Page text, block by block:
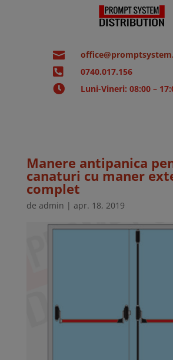

 0740.017.156
 Luni-Vineri: 08:00 –
Manere antipanica
canaturi cu maner
complet
de admin | apr. 18, 2019